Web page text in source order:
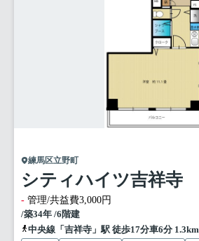
練馬区立野町
シティハイツ吉祥寺
- 管理/共益費3,000円
/築34年 /6階建
中央線「吉祥寺」駅 徒歩17分車6分 1.3km